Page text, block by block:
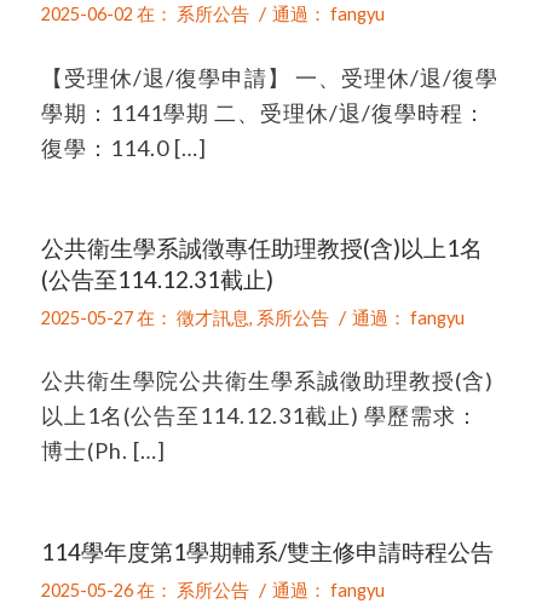
2025-06-02 在： 系所公告 / 通過： fangyu
【受理休/退/復學申請】 一、受理休/退/復學
學期：1141學期 二、受理休/退/復學時程：
復學：114.0 […]
公共衛生學系誠徵專任助理教授(含)以上1名
(公告至114.12.31截止)
2025-05-27 在： 徵才訊息, 系所公告 / 通過： fangyu
公共衛生學院公共衛生學系誠徵助理教授(含)
以上1名(公告至114.12.31截止) 學歷需求：
博士(Ph. […]
114學年度第1學期輔系/雙主修申請時程公告
2025-05-26 在： 系所公告 / 通過： fangyu